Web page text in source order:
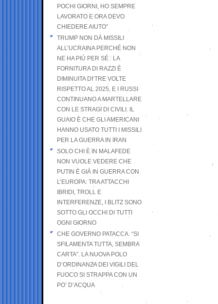
POCHI GIORNI, HO SEMPRE
LAVORATO E ORA DEVO
CHIEDERE AIUTO”
TRUMP NON DÀ MISSILI
ALL’UCRAINA PERCHÉ NON
NE HA PIÙ PER SÉ : LA
FORNITURA DI RAZZI È
DIMINUITA DI TRE VOLTE
RISPETTO AL 2025, E I RUSSI
CONTINUANO A MARTELLARE
CON LE STRAGI DI CIVILI. IL
GUAIO È CHE GLI AMERICANI
HANNO USATO TUTTI I MISSILI
PER LA GUERRA IN IRAN
SOLO CHI È IN MALAFEDE
NON VUOLE VEDERE CHE
PUTIN È GIÀ IN GUERRA CON
L’EUROPA: TRA ATTACCHI
IBRIDI, TROLL E
INTERFERENZE, I BLITZ SONO
SOTTO GLI OCCHI DI TUTTI
OGNI GIORNO
CHE GOVERNO PATACCA. “SI
SFILAMENTA TUTTA, SEMBRA
CARTA”. LA NUOVA POLO
D’ORDINANZA DEI VIGILI DEL
FUOCO SI STRAPPA CON UN
PO’ D’ACQUA